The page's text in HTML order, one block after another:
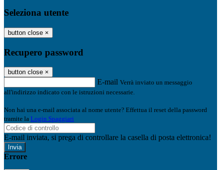
Seleziona utente
button close ×
Recupero password
button close ×
E-mail Verrà inviato un messaggio
all'indirizzo indicato con le istruzioni necessarie.
Non hai una e-mail associata al nome utente? Effettua il reset della password
tramite la Login Spaggiari
E-mail inviata, si prega di controllare la casella di posta elettronica!
Errore